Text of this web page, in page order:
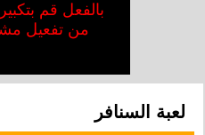
بالفعل قم
من تفعيل
لعبة السنافر